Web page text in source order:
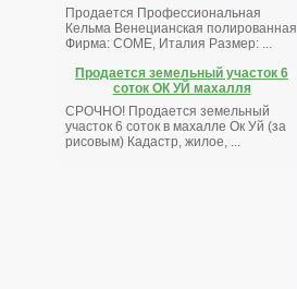
Продается Профессиональная
Кельма Венецианская полированная
Фирма: COME, Италия Размер: ...
Продается земельный участок 6
соток ОК УЙ махалля
СРОЧНО! Продается земельный
участок 6 соток в махалле Ок Уй (за
рисовым) Кадастр, жилое, ...